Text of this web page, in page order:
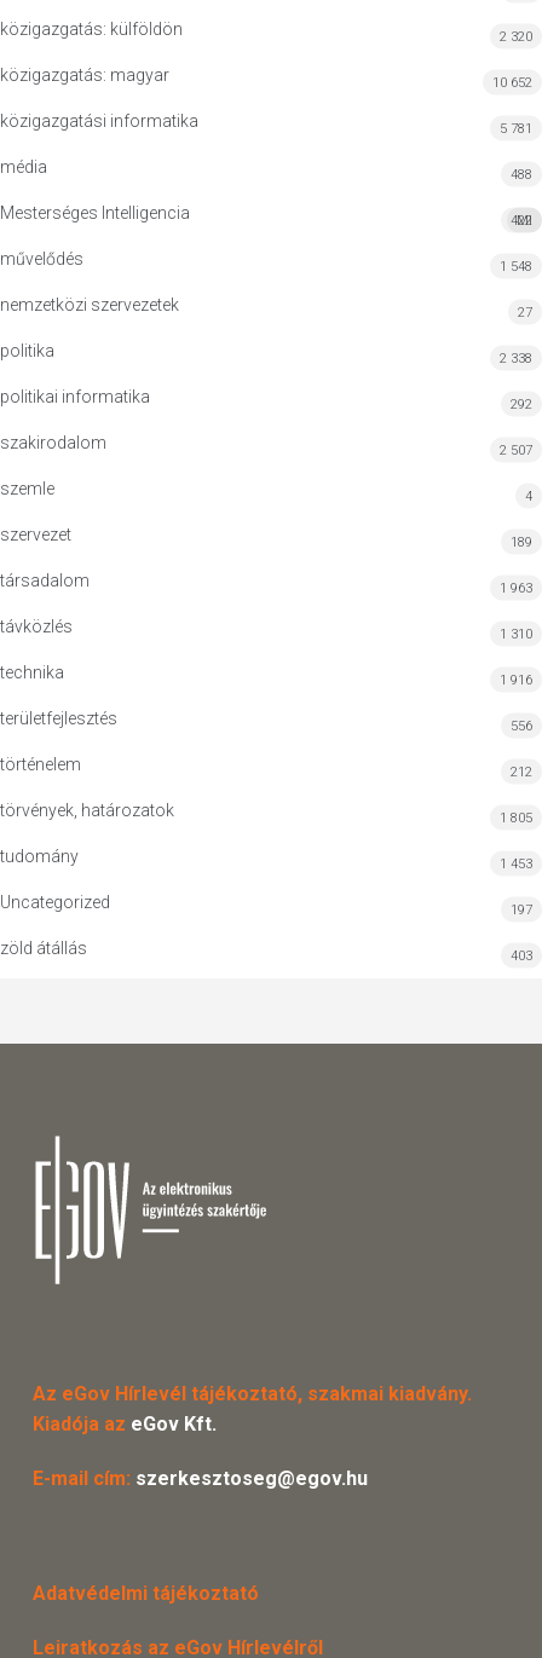
közigazgatás: külföldön 2 320
közigazgatás: magyar 10 652
közigazgatási informatika 5 781
média 488
Mesterséges Intelligencia MI
422
művelődés 1 548
nemzetközi szervezetek 27
politika 2 338
politikai informatika 292
szakirodalom 2 507
szemle 4
szervezet 189
társadalom 1 963
távközlés 1 310
technika 1 916
területfejlesztés 556
történelem 212
törvények, határozatok 1 805
tudomány 1 453
Uncategorized 197
zöld átállás 403
Az eGov Hírlevél tájékoztató, szakmai kiadvány.
Kiadója az eGov Kft.
E-mail cím: szerkesztoseg@egov.hu
Adatvédelmi tájékoztató
Leiratkozás az eGov Hírlevélről